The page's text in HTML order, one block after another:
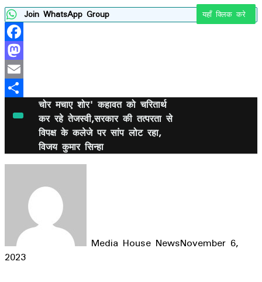
Join WhatsApp Group यहाँ क्लिक करे
Facebook
Mastodon
Email
चोर मचाए शोर' कहावत को चरितार्थ
कर रहे तेजस्वी,सरकार की तत्परता से
विपक्ष के कलेजे पर सांप लोट रहा,
विजय कुमार सिन्हा
Media House NewsNovember 6,
2023